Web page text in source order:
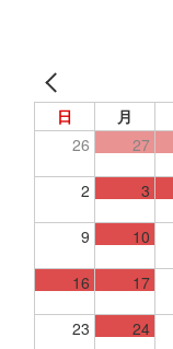
日 月
26
27
2 3
9 10
16 17
23 24